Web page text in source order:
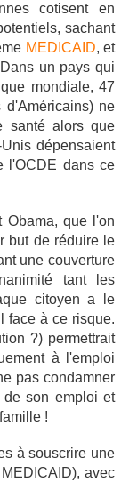
cotisent en
sachant
MEDICAID, et
un pays qui
mondiale, 47
d'Américains) ne
santé alors que
dépensaient
l'OCDE dans ce
Obama, que l'on
but de réduire le
une couverture
tant les
citoyen a le
face à ce risque.
?) permettrait
à l'emploi
pas condamner
son emploi et
!
à souscrire une
avec